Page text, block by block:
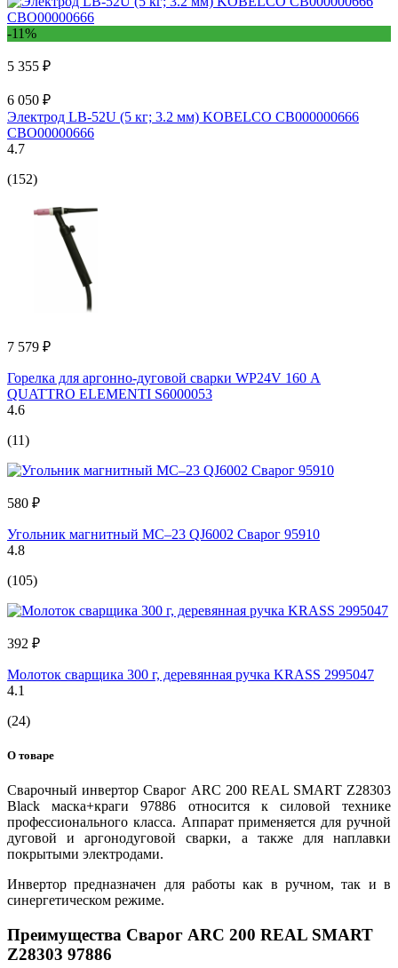
-11%
5 355 ₽
6 050 ₽
Электрод LB-52U (5 кг; 3.2 мм) KOBELCO СВ000000666
СВО00000666
4.7
(152)
7 579 ₽
Горелка для аргонно-дуговой сварки WP24V 160 А
QUATTRO ELEMENTI S6000053
4.6
(11)
580 ₽
Угольник магнитный МС–23 QJ6002 Сварог 95910
4.8
(105)
392 ₽
Молоток сварщика 300 г, деревянная ручка KRASS 2995047
4.1
(24)
О товаре
Сварочный инвертор Сварог ARC 200 REAL SMART Z28303
Black маска+краги 97886 относится к силовой технике
профессионального класса. Аппарат применяется для ручной
дуговой и аргонодуговой сварки, а также для наплавки
покрытыми электродами.
Инвертор предназначен для работы как в ручном, так и в
синергетическом режиме.
Преимущества Сварог ARC 200 REAL SMART
Z28303 97886